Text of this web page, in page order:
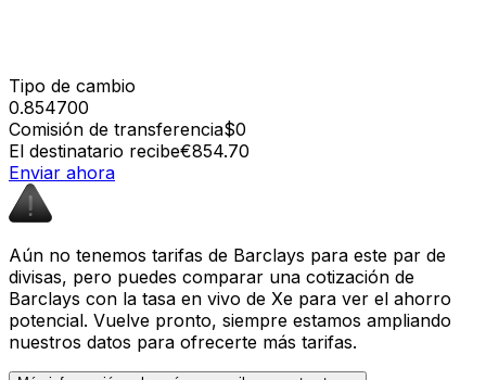
Tipo de cambio
0.854700
Comisión de transferencia$0
El destinatario recibe€854.70
Enviar ahora
Aún no tenemos tarifas de Barclays para este par de
divisas, pero puedes comparar una cotización de
Barclays con la tasa en vivo de Xe para ver el ahorro
potencial. Vuelve pronto, siempre estamos ampliando
nuestros datos para ofrecerte más tarifas.